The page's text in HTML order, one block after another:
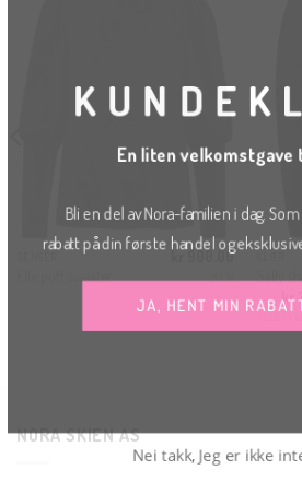
Elle puff sweater
kr900.00
Sally
kr
NORA SKIEN AS
En liten
Bli en del av Nora-familien i dag.
rabatt på din første handel og
JA, HENT MIN
Nei takk, Jeg er ikke